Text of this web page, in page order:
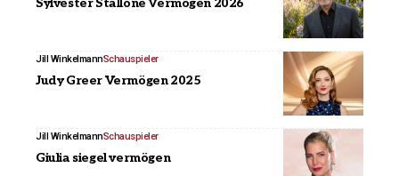
Sylvester Stallone Vermögen 2026
Jill WinkelmannSchauspieler
Judy Greer Vermögen 2025
Jill WinkelmannSchauspieler
Giulia siegel vermögen